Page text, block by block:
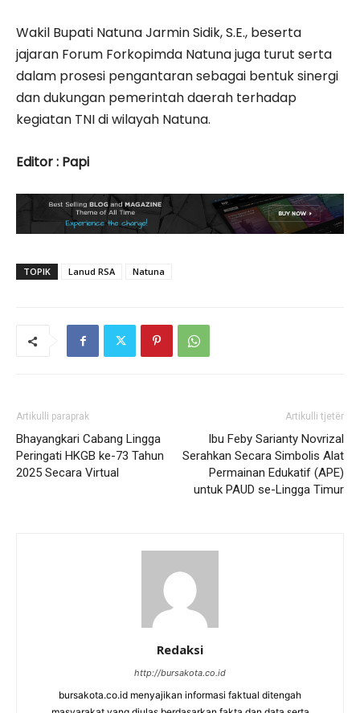
Wakil Bupati Natuna Jarmin Sidik, S.E., beserta
jajaran Forum Forkopimda Natuna juga turut serta
dalam prosesi pengantaran sebagai bentuk sinergi
dan dukungan pemerintah daerah terhadap
kegiatan TNI di wilayah Natuna.
Editor : Papi
TOPIK Lanud RSA Natuna
Artikulli paraprak
Bhayangkari Cabang Lingga
Peringati HKGB ke-73 Tahun
2025 Secara Virtual
Artikulli tjetër
Ibu Feby Sarianty Novrizal
Serahkan Secara Simbolis Alat
Permainan Edukatif (APE)
untuk PAUD se-Lingga Timur
Redaksi
http://bursakota.co.id
bursakota.co.id menyajikan informasi faktual ditengah